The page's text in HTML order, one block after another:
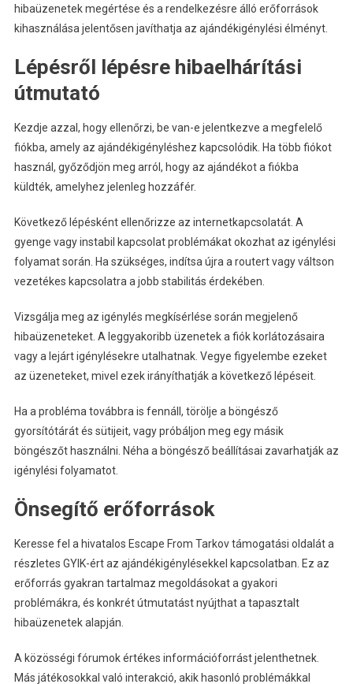
hibaüzenetek megértése és a rendelkezésre álló erőforrások
kihasználása jelentősen javíthatja az ajándékigénylési élményt.
Lépésről lépésre hibaelhárítási
útmutató
Kezdje azzal, hogy ellenőrzi, be van-e jelentkezve a megfelelő
fiókba, amely az ajándékigényléshez kapcsolódik. Ha több fiókot
használ, győződjön meg arról, hogy az ajándékot a fiókba
küldték, amelyhez jelenleg hozzáfér.
Következő lépésként ellenőrizze az internetkapcsolatát. A
gyenge vagy instabil kapcsolat problémákat okozhat az igénylési
folyamat során. Ha szükséges, indítsa újra a routert vagy váltson
vezetékes kapcsolatra a jobb stabilitás érdekében.
Vizsgálja meg az igénylés megkísérlése során megjelenő
hibaüzeneteket. A leggyakoribb üzenetek a fiók korlátozásaira
vagy a lejárt igénylésekre utalhatnak. Vegye figyelembe ezeket
az üzeneteket, mivel ezek irányíthatják a következő lépéseit.
Ha a probléma továbbra is fennáll, törölje a böngésző
gyorsítótárát és sütijeit, vagy próbáljon meg egy másik
böngészőt használni. Néha a böngésző beállításai zavarhatják az
igénylési folyamatot.
Önsegítő erőforrások
Keresse fel a hivatalos Escape From Tarkov támogatási oldalát a
részletes GYIK-ért az ajándékigénylésekkel kapcsolatban. Ez az
erőforrás gyakran tartalmaz megoldásokat a gyakori
problémákra, és konkrét útmutatást nyújthat a tapasztalt
hibaüzenetek alapján.
A közösségi fórumok értékes információforrást jelenthetnek.
Más játékosokkal való interakció, akik hasonló problémákkal